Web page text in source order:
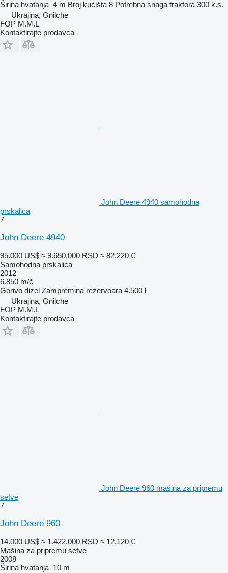
Širina hvatanja 4 m Broj kućišta 8 Potrebna snaga traktora 300 k.s.
Ukrajina, Gnilche
FOP M.M.L
Kontaktirajte prodavca
John Deere 4940 samohodna
prskalica
7
John Deere 4940
95.000 US$ ≈ 9.650.000 RSD ≈ 82.220 €
Samohodna prskalica
2012
6.850 m/č
Gorivo dizel Zampremina rezervoara 4.500 l
Ukrajina, Gnilche
FOP M.M.L
Kontaktirajte prodavca
John Deere 960 mašina za pripremu
setve
7
John Deere 960
14.000 US$ ≈ 1.422.000 RSD ≈ 12.120 €
Mašina za pripremu setve
2008
Širina hvatanja 10 m